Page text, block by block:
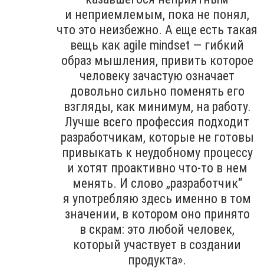
и неприемлемым, пока не понял,
что это неизбежно. А еще есть такая
вещь как agile mindset — гибкий
образ мышления, привить которое
человеку зачастую означает
довольно сильно поменять его
взгляды, как минимум, на работу.
Лучше всего профессия подходит
разработчикам, которые не готовы
привыкать к неудобному процессу
и хотят проактивно что-то в нем
менять. И слово „разработчик“
я употребляю здесь именно в том
значении, в котором оно принято
в скрам: это любой человек,
который участвует в создании
продукта».